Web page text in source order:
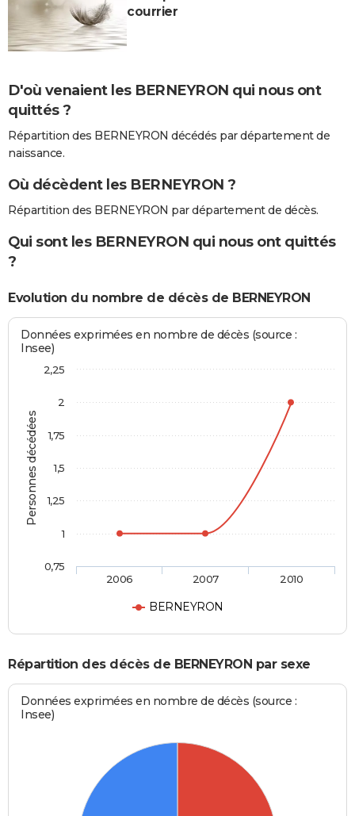
courrier
D'où venaient les BERNEYRON qui nous ont
quittés ?
Répartition des BERNEYRON décédés par département de
naissance.
Où décèdent les BERNEYRON ?
Répartition des BERNEYRON par département de décès.
Qui sont les BERNEYRON qui nous ont quittés
?
Evolution du nombre de décès de BERNEYRON
Personnes décédées
Données exprimées en nombre de décès (source :
Insee)
BERNEYRON
2006 2007 2010
0,75
1
1,25
1,5
1,75
2
2,25
Répartition des décès de BERNEYRON par sexe
Données exprimées en nombre de décès (source :
Insee)